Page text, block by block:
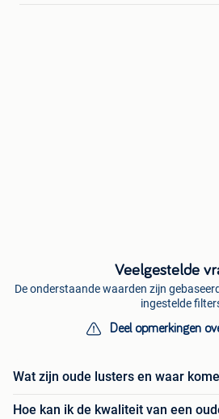
Veelgestelde
De onderstaande waarden zijn
ingestelde
Deel opmerkingen
Wat zijn oude lusters en waar
Hoe kan ik de kwaliteit van een